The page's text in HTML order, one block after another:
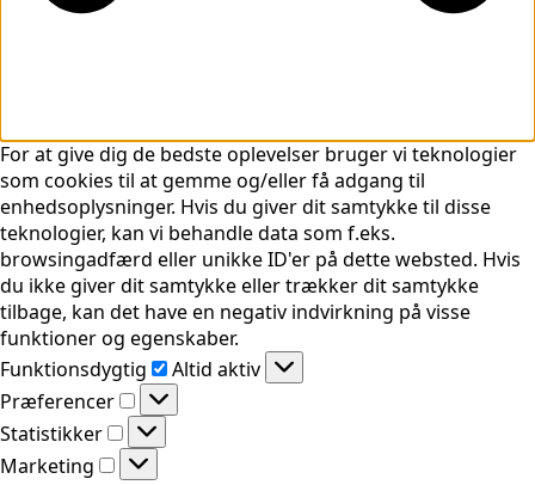
For at give dig de bedste oplevelser bruger vi teknologier
som cookies til at gemme og/eller få adgang til
enhedsoplysninger. Hvis du giver dit samtykke til disse
teknologier, kan vi behandle data som f.eks.
browsingadfærd eller unikke ID'er på dette websted. Hvis
du ikke giver dit samtykke eller trækker dit samtykke
tilbage, kan det have en negativ indvirkning på visse
funktioner og egenskaber.
Funktionsdygtig
Funktionsdygtig
Altid aktiv
Præferencer
Præferencer
Statistikker
Statistikker
Marketing
Marketing